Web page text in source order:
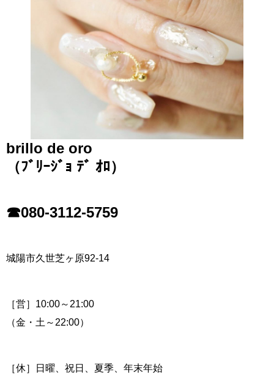
brillo de oro
（ﾌﾞﾘｰｼﾞｮ ﾃﾞ ｵﾛ）
☎080-3112-5759
城陽市久世芝ヶ原92-14
［営］10:00～21:00
（金・土～22:00）
［休］日曜、祝日、夏季、年末年始